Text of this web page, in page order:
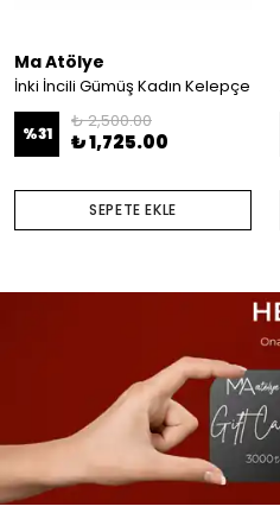
Ma Atölye
İnki İncili Gümüş Kadın Kelepçe
%31
₺ 2,500.00
₺ 1,725.00
SEPETE EKLE